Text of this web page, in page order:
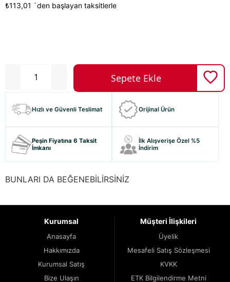
₺113,01 `den başlayan taksitlerle
Hızlı ve Güvenli Teslimat Orijinal Ürün
Peşin Fiyatına 6 Taksit
İmkanı
İlk Alışverişe Özel %5
İndirim
BUNLARI DA BEĞENEBİLİRSİNİZ
Kurumsal
Anasayfa
Hakkımızda
Kurumsal Satış
Bize Ulaşın
Müşteri İlişkileri
Üyelik
Mesafeli Satış Sözleşmesi
KVKK
ETK Bilgilendirme Metni